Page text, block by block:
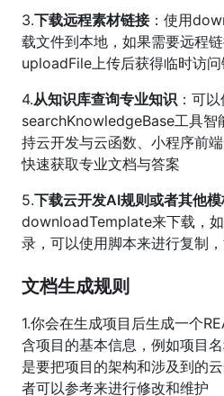
3.下载远程素材链接：使用
载文件到本地，如果需要远程
uploadFile上传后获得临时访
4.从知识库查询专业知识 ：可
searchKnowledgeBase工具智
持云开发与云函数、小程序前
快速获取专业文档与答案
5.下载云开发AI规则或者其他模
downloadTemplate来下载，
录，可以使用脚本来进行复制
文档生成规则
1.你会在生成项目后生成一个
含项目的基本信息，例如项目
是要把项目的架构和涉及到的
者可以参考来进行修改和维护